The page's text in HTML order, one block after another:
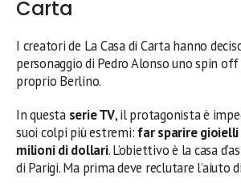
Carta
I creatori de La Casa di Carta hanno
personaggio di Pedro Alonso uno spin
proprio Berlino.
In questa serie TV, il protagonista è
suoi colpi più estremi: far sparire
milioni di dollari. L’obiettivo è la casa
di Parigi. Ma prima deve reclutare l’aiuto